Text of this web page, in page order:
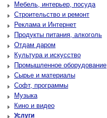
Мебель, интерьер, посуда
Строительство и ремонт
Реклама и Интернет
Продукты питания, алкоголь
Отдам даром
Культура и искусство
Промышленное оборудование
Сырье и материалы
Софт, программы
Музыка
Кино и видео
Услуги